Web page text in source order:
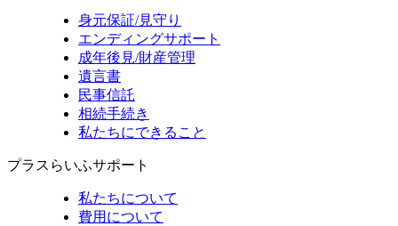
身元保証/見守り
エンディングサポート
成年後見/財産管理
遺言書
民事信託
相続手続き
私たちにできること
プラスらいふサポート
私たちについて
費用について